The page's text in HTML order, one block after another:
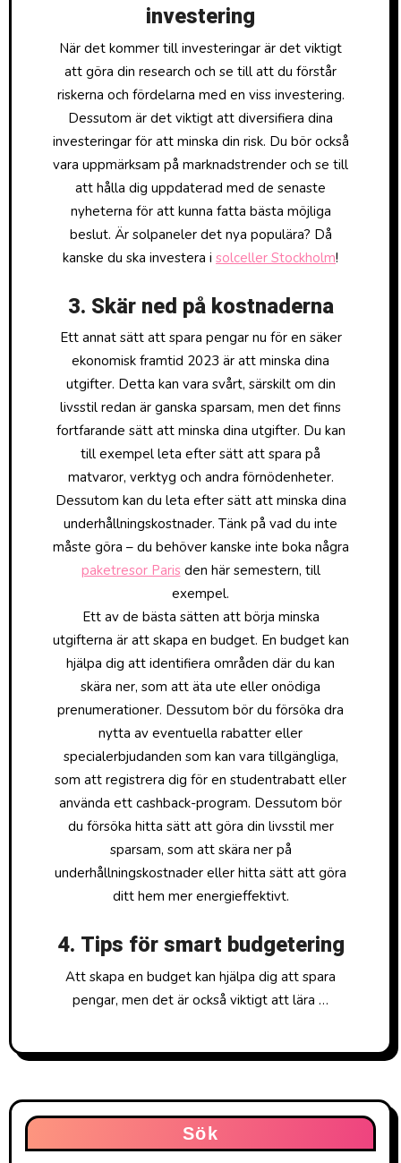
investering
När det kommer till investeringar är det viktigt
att göra din research och se till att du förstår
riskerna och fördelarna med en viss investering.
Dessutom är det viktigt att diversifiera dina
investeringar för att minska din risk. Du bör också
vara uppmärksam på marknadstrender och se till
att hålla dig uppdaterad med de senaste
nyheterna för att kunna fatta bästa möjliga
beslut. Är solpaneler det nya populära? Då
kanske du ska investera i solceller Stockholm!
3. Skär ned på kostnaderna
Ett annat sätt att spara pengar nu för en säker
ekonomisk framtid 2023 är att minska dina
utgifter. Detta kan vara svårt, särskilt om din
livsstil redan är ganska sparsam, men det finns
fortfarande sätt att minska dina utgifter. Du kan
till exempel leta efter sätt att spara på
matvaror, verktyg och andra förnödenheter.
Dessutom kan du leta efter sätt att minska dina
underhållningskostnader. Tänk på vad du inte
måste göra – du behöver kanske inte boka några
paketresor Paris den här semestern, till
exempel.
Ett av de bästa sätten att börja minska
utgifterna är att skapa en budget. En budget kan
hjälpa dig att identifiera områden där du kan
skära ner, som att äta ute eller onödiga
prenumerationer. Dessutom bör du försöka dra
nytta av eventuella rabatter eller
specialerbjudanden som kan vara tillgängliga,
som att registrera dig för en studentrabatt eller
använda ett cashback-program. Dessutom bör
du försöka hitta sätt att göra din livsstil mer
sparsam, som att skära ner på
underhållningskostnader eller hitta sätt att göra
ditt hem mer energieffektivt.
4. Tips för smart budgetering
Att skapa en budget kan hjälpa dig att spara
pengar, men det är också viktigt att lära …
Sök